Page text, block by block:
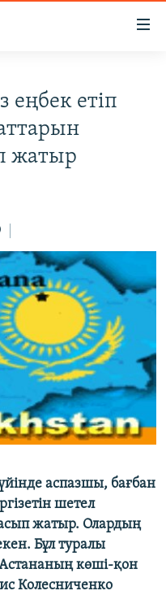
еңбек етіп
жатыр
аспазшы, бағбан
шетел
жатыр. Олардың
Бұл туралы
көші-қон
Колесниченко